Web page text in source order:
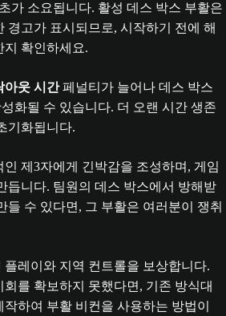
가 소요됩니다. 활성 데스 박스 부활은
경고가 표시되므로, 시작하기 전에 해
지 확인하세요.
아웃 시간페널티가 늘어나 데스 박스
화될 수 있습니다. 더 오랜 시간 생존
기화됩니다.
제3자에게 긴박감을 조성하며, 게임
듭니다. 팀원의 데스 박스에서 방해받
들 수 있다면, 그 부활은 여러분이 쟁취
레이와 지역 컨트롤을 보상합니다.
를 확보하지 못했다면, 기존 방식대
하여 부활 비컨을 사용하는 방법이